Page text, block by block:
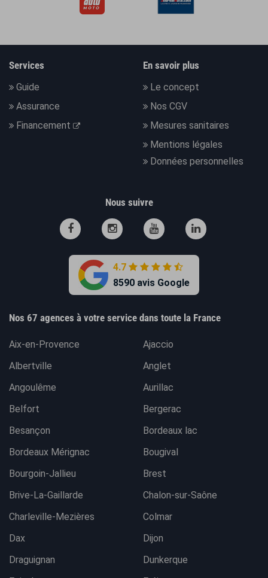
Services
Guide
Assurance
Financement
En savoir plus
Le concept
Nos CGV
Mesures sanitaires
Mentions légales
Données personnelles
Nous suivre
4.7
8590 avis Google
Nos 67 agences à votre service dans toute la France
Aix-en-Provence
Ajaccio
Albertville
Anglet
Angoulême
Aurillac
Belfort
Bergerac
Besançon
Bordeaux lac
Bordeaux Mérignac
Bougival
Bourgoin-Jallieu
Brest
Brive-La-Gaillarde
Chalon-sur-Saône
Charleville-Mezières
Colmar
Dax
Dijon
Draguignan
Dunkerque